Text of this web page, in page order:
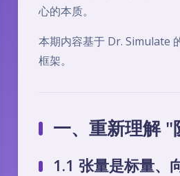
心的本质。
本期内容基于 Dr. Simulate
框架。
一、重新理解
1.1 张量是标量、